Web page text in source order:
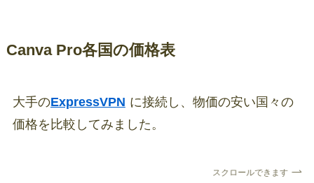
Canva Pro各国の価格表
大手のExpressVPN に接続し、物価の安い国々の
価格を比較してみました。
スクロールできます